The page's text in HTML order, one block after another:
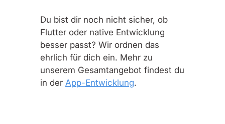
Du bist dir noch nicht sicher, ob
Flutter oder native Entwicklung
besser passt? Wir ordnen das
ehrlich für dich ein. Mehr zu
unserem Gesamtangebot findest du
in der App-Entwicklung.